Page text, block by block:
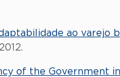
ao varejo
of the Government